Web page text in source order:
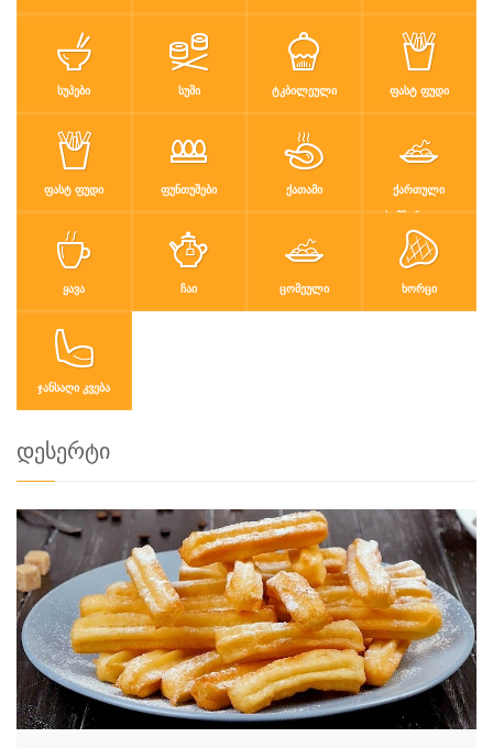
ᲡᲣᲞᲔᲑᲘ ᲡᲣᲨᲘ ᲢᲙᲑᲘᲚᲔᲣᲚᲘ ᲤᲐᲡᲢ ᲤᲣᲓᲘ
ᲤᲐᲡᲢ ᲤᲣᲓᲘ ᲤᲣᲜᲗᲣᲨᲔᲑᲘ ᲥᲐᲗᲐᲛᲘ
ᲥᲐᲠᲗᲣᲚᲘ
ᲡᲐᲛᲖᲐᲠᲔᲣᲚᲝ
ᲧᲐᲕᲐ ᲩᲐᲘ ᲪᲝᲛᲔᲣᲚᲘ ᲮᲝᲠᲪᲘ
ᲯᲐᲜᲡᲐᲦᲘ ᲙᲕᲔᲑᲐ
დესერტი